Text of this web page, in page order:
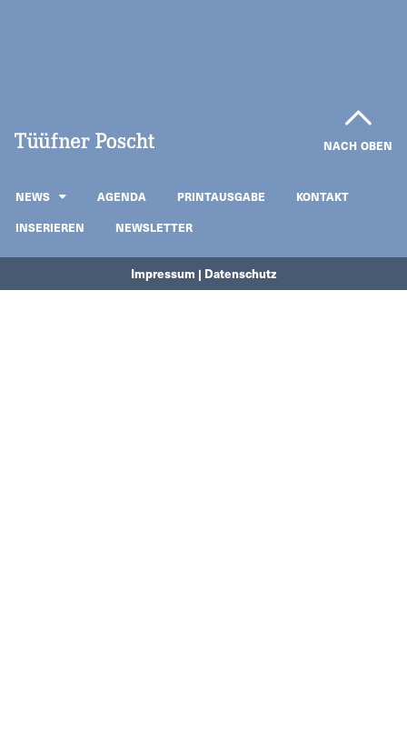
NACH OBEN
NEWS AGENDA PRINTAUSGABE
KONTAKT
INSERIEREN
NEWSLETTER
Impressum | Datenschutz